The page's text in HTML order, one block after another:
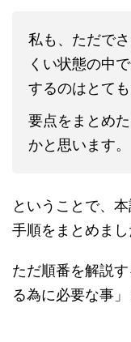
私も、ただで
くい状態の中
するのはとても
要点をまとめ
かと思います。
ということで、
手順をまとめまし
ただ順番を解説
る為に必要な事